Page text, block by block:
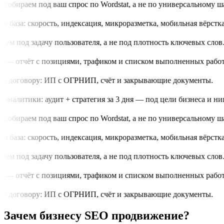
под ваш спрос по Wordstat, а не по универсальному
база: скорость, индексация, микроразметка, мобильная вёрстка.
под задачу пользователя, а не под плотность ключевых слов.
отчёт с позициями, трафиком и списком выполненных работ.
договору: ИП с ОГРНИП, счёт и закрывающие документы.
аудит + стратегия за 3 дня — под цели бизнеса и
под ваш спрос по Wordstat, а не по универсальному
база: скорость, индексация, микроразметка, мобильная вёрстка.
под задачу пользователя, а не под плотность ключевых слов.
отчёт с позициями, трафиком и списком выполненных работ.
договору: ИП с ОГРНИП, счёт и закрывающие документы.
Зачем бизнесу SEO продвижение?